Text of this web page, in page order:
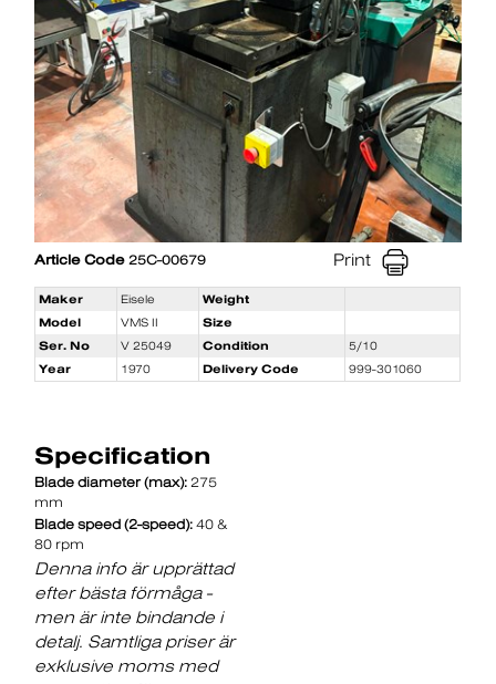
Article Code25C-00679 Print
Maker Eisele
Weight
Model
VMS II
Size
Ser. No
V 25049 Condition
5/10
Year
1970 Delivery Code 999-301060
Specification
Blade diameter (max): 275
mm
Blade speed (2-speed): 40 &
80 rpm
Denna info är upprättad
efter bästa förmåga -
men är inte bindande i
detalj. Samtliga priser är
exklusive moms med